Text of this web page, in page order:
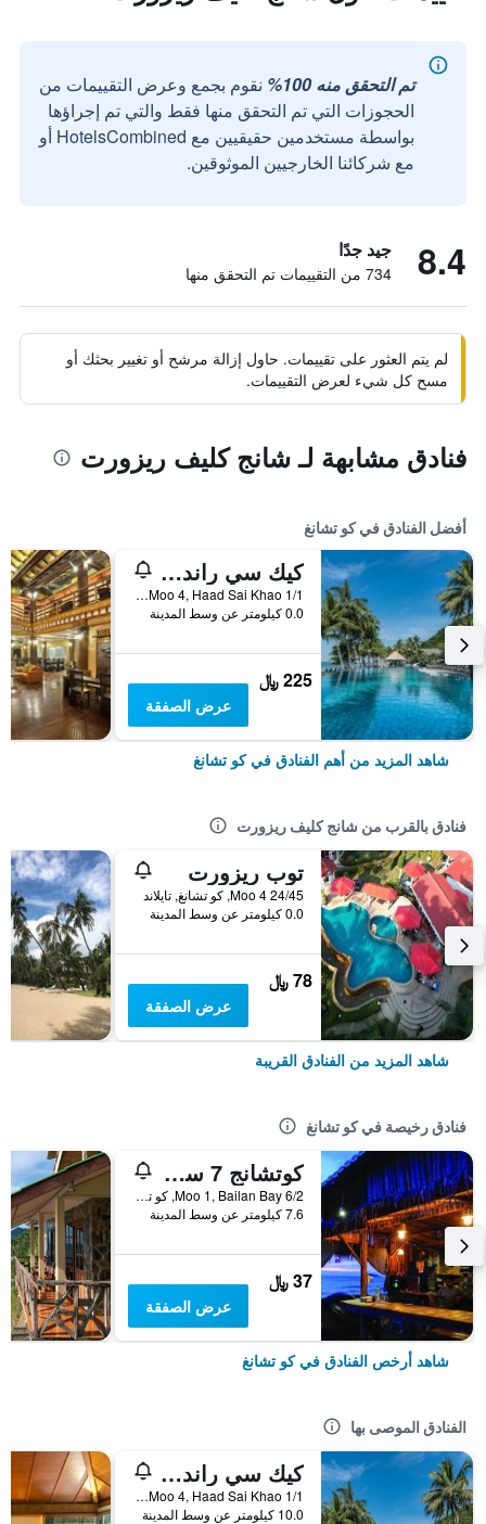
تم التحقق منه 100%
نقوم بجمع وعرض التقييمات من
الحجوزات التي تم التحقق منها فقط والتي تم إجراؤها
بواسطة مستخدمين حقيقيين مع HotelsCombined أو
مع شركائنا الخارجيين الموثوقين.
8.4 جيد جدًا
734 من التقييمات تم التحقق منها
لم يتم العثور على تقييمات. حاول إزالة مرشح أو تغيير بحثك أو
مسح كل شيء لعرض التقييمات.
فنادق مشابهة لـ شانج كليف ريزورت
أفضل الفنادق في كو تشانغ
كيك سي راند ريزورت كو تشانج
1/1 Moo 4, Haad Sai Khao, كو تشانغ, تايلاند
0.0 كيلومتر عن وسط المدينة
225 ﷼
عرض الصفقة
شاهد المزيد من أهم الفنادق في كو تشانغ
فنادق بالقرب من شانج كليف ريزورت
توب ريزورت
24/45 Moo 4, كو تشانغ, تايلاند
0.0 كيلومتر عن وسط المدينة
78 ﷼
عرض الصفقة
شاهد المزيد من الفنادق القريبة
فنادق رخيصة في كو تشانغ
كوتشانج 7 سيفيو بنجالو
6/2 Moo 1, Bailan Bay, كو تشانغ, تايلاند
7.6 كيلومتر عن وسط المدينة
37 ﷼
عرض الصفقة
شاهد أرخص الفنادق في كو تشانغ
الفنادق الموصى بها
كيك سي راند ريزورت كو تشانج
1/1 Moo 4, Haad Sai Khao, كو تشانغ, تايلاند
10.0 كيلومتر عن وسط المدينة